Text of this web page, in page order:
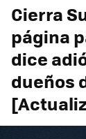
Cierra
página
dice
dueños